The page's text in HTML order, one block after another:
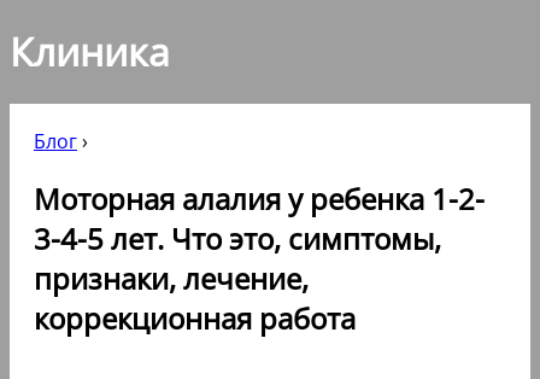
Клиника
Блог›
Моторная алалия у ребенка 1-2-
3-4-5 лет. Что это, симптомы,
признаки, лечение,
коррекционная работа